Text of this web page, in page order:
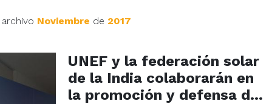
Noviembre de 2017
UNEF y la federación solar
de la India colaborarán en
la promoción y defensa de